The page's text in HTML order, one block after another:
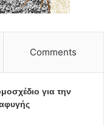
εντός και εκτός
Tulip;
, ένα μαγαζί που
προφέρει και
εδώ ο κάθε πελάτης
Comments
για την